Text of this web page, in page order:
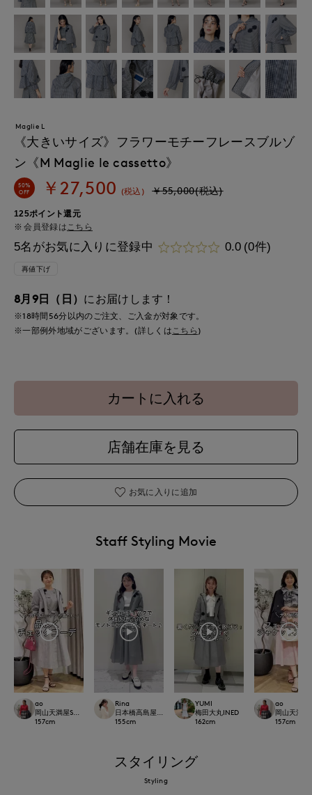
Maglie L
《大きいサイズ》フラワーモチーフレースブルゾ
ン《M Maglie le cassetto》
50%
OFF
￥27,500 (税込) ￥55,000(税込)
125ポイント還元
会員登録は こちら
5名がお気に入りに登録中 0.0 (0件)
再値下げ
8月9日（日） にお届けします！
※18時間 56分以内のご注文、ご入金が対象です。
※一部例外地域がございます。(詳しくはこちら )
カートに入れる
店舗在庫を見る
お気に入りに追加
Staff Styling Movie
ao
岡山天満屋SUPERIORCLOSET
157cm
Rina
日本橋高島屋M Maglie le cassetto
155cm
YUMI
梅田大丸INED
162cm
ao
岡山天満屋
157cm
スタイリング
Styling